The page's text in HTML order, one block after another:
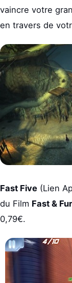
vaincre votre
en travers de
Fast Five (Lien
du Film Fast &
0,79€.